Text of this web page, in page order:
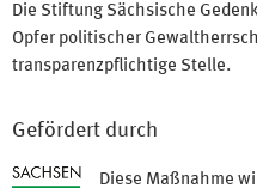
Die Stiftung Sächsische
Opfer politischer
transparenzpflichtige Stelle.
Gefördert durch
Diese Maßnahme